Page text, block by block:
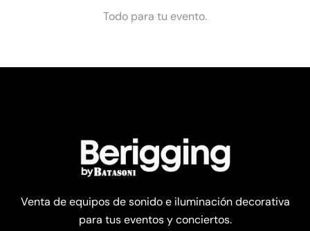
Todo para tu evento.
Venta de equipos de sonido e iluminación decorativa
para tus eventos y conciertos.